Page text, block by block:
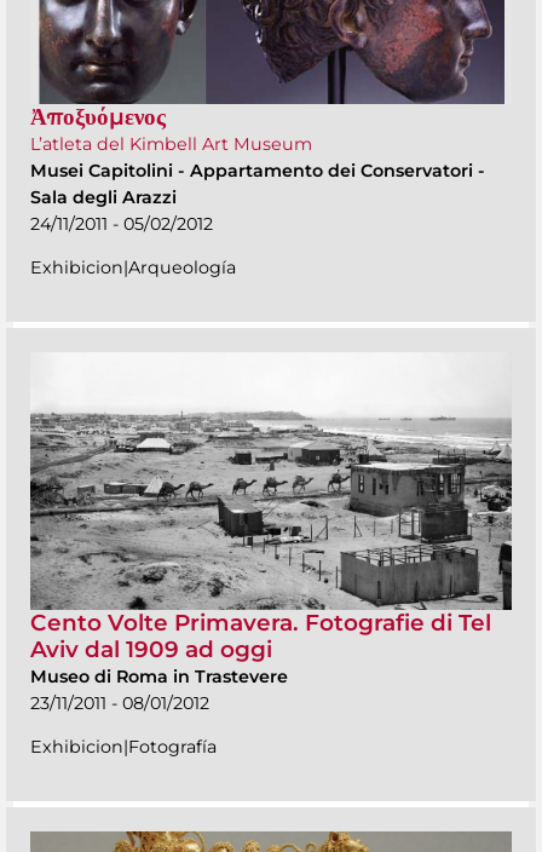
Ἀποξυόμενος
L’atleta del Kimbell Art Museum
Musei Capitolini - Appartamento dei Conservatori -
Sala degli Arazzi
24/11/2011 - 05/02/2012
Exhibicion|Arqueología
Cento Volte Primavera. Fotografie di Tel
Aviv dal 1909 ad oggi
Museo di Roma in Trastevere
23/11/2011 - 08/01/2012
Exhibicion|Fotografía